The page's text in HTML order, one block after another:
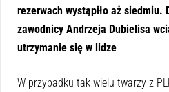
rezerwach wystąpiło aż siedmiu.
zawodnicy Andrzeja Dubielisa
utrzymanie się w lidze
W przypadku tak wielu twarzy z